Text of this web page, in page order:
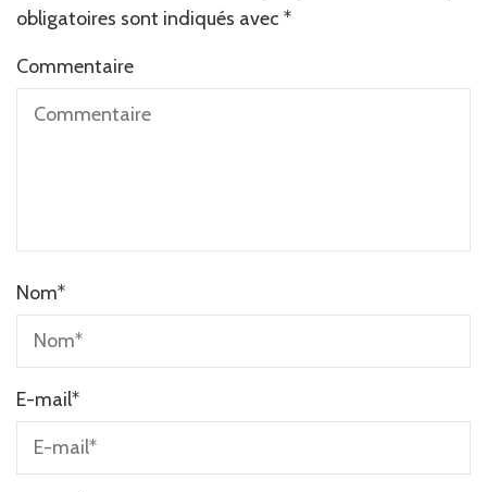
obligatoires sont indiqués avec *
Commentaire
Nom*
E-mail*